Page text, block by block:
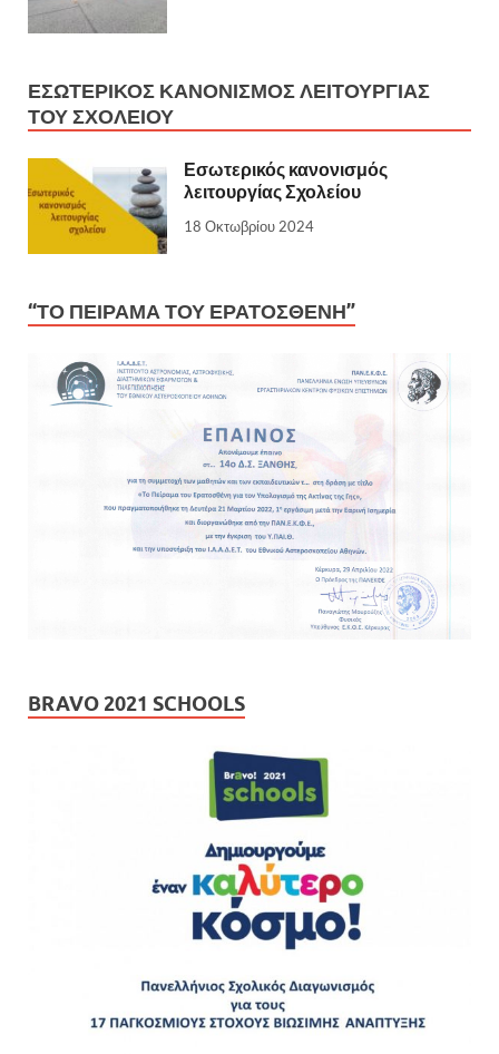
ΕΣΩΤΕΡΙΚΌΣ ΚΑΝΟΝΙΣΜΌΣ ΛΕΙΤΟΥΡΓΊΑΣ
ΤΟΥ ΣΧΟΛΕΊΟΥ
Εσωτερικός κανονισμός
λειτουργίας Σχολείου
18 Οκτωβρίου 2024
“ΤΟ ΠΕΙΡΑΜΑ ΤΟΥ ΕΡΑΤΟΣΘΕΝΗ”
BRAVO 2021 SCHOOLS